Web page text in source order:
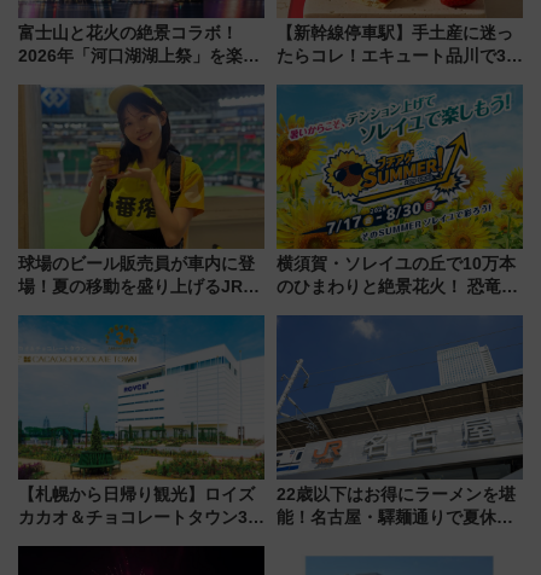
富士山と花火の絶景コラボ！
2026年「河口湖湖上祭」を楽し
ススメ
【新幹線停車駅】手土産に迷っ
たらコレ！エキュート品川で3年
産スイーツとは？
球場のビール販売員が車内に登
場！夏の移動を盛り上げるJR九
月7日限定 ソフトバンクホーク
スとコラボ
横須賀・ソレイユの丘で10万本
のひまわりと絶景花火！ 恐竜や
帰りお出かけ最新情報（2026年
7月17日～開催）
【札幌から日帰り観光】ロイズ
カカオ＆チョコレートタウン3周
詰め放題を開催、ロイズタウン
22歳以下はお得にラーメンを堪
能！名古屋・驛麺通りで夏休み